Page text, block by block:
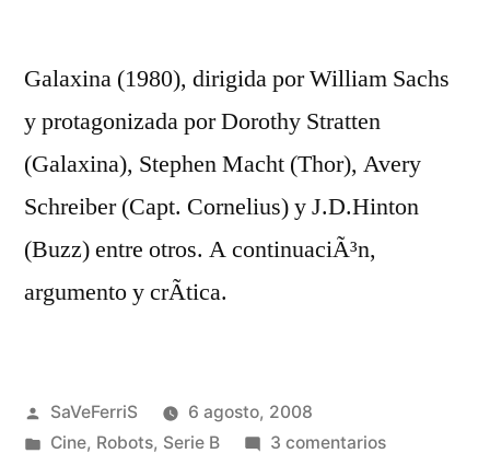
Galaxina (1980), dirigida por William Sachs
y protagonizada por Dorothy Stratten
(Galaxina), Stephen Macht (Thor), Avery
Schreiber (Capt. Cornelius) y J.D.Hinton
(Buzz) entre otros. A continuaciÃ³n,
argumento y crÃ­tica.
Publicado
por
SaVeFerriS
6 agosto, 2008
Publicado
Cine, Robots, Serie B 3 comentariosen